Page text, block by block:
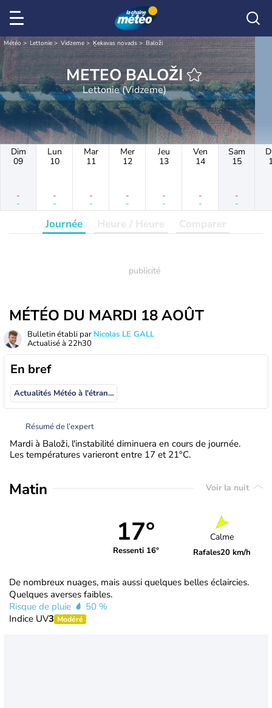
Météo Lettonie Vidzeme Ķekavas novads Baloži
METEO BALOŽI
Lettonie (Vidzeme)
Dim
09
-
-
Lun
10
-
-
Mar
11
-
-
Mer
12
-
-
Jeu
13
-
-
Ven
14
-
-
Sam
15
-
-
Journée Heure / Heure Comparer
MÉTÉO DU MARDI 18 AOÛT
Bulletin établi par Nicolas LE GALL
Actualisé à 22h30
En bref
Actualités Météo à l'étranger
Résumé de l’expert
Mardi à Baloži, l'instabilité diminuera en cours de journée.
Les températures varieront entre 17 et 21°C.
Matin Voir la nuit
17°
Ressenti 16°
Calme
Rafales20 km/h
De nombreux nuages, mais aussi quelques belles éclaircies.
Quelques averses faibles.
Risque de pluie
50 %
Indice UV3 Modéré